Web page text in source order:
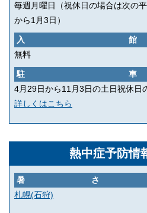
毎週月曜日（祝休日の場合は次の
から1月3日）
入
無料
駐
4月29日から11月3日の土日祝休日
詳しくはこちら
熱中症予防情
暑さ
札幌(石狩)